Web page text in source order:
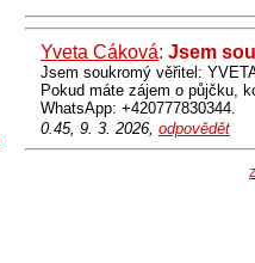
Yveta Cáková: Jsem
Jsem soukromý věřitel:
Pokud máte zájem o půjčku,
WhatsApp: +420777830344.
0.45, 9. 3. 2026, odpovědět